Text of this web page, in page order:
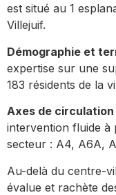
est situé au 1
Villejuif.
Démographie et
expertise sur une
183 résidents de la
Axes de circulation
intervention fluide à
secteur : A4, A6A,
Au-delà du centre-
évalue et rachète